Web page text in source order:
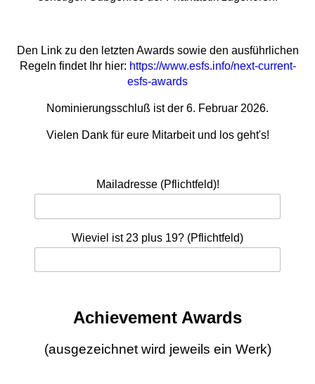
Den Link zu den letzten Awards sowie den ausführlichen
Regeln findet Ihr hier: https://www.esfs.info/next-current-
esfs-awards
Nominierungsschluß ist der 6. Februar 2026.
Vielen Dank für eure Mitarbeit und los geht's!
Mailadresse (Pflichtfeld)!
Wieviel ist 23 plus 19? (Pflichtfeld)
Achievement Awards
(ausgezeichnet wird jeweils ein Werk)